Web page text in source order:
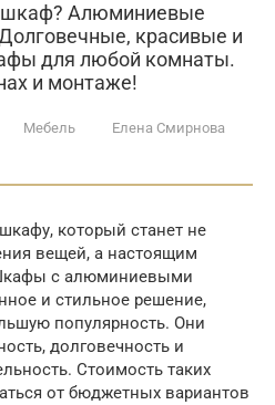
Алюминиевые
красивые и
для любой комнаты.
и монтаже!
Мебель Елена Смирнова
который станет не
вещей, а настоящим
с алюминиевыми
и стильное решение,
популярность. Они
долговечность и
Стоимость таких
от бюджетных вариантов